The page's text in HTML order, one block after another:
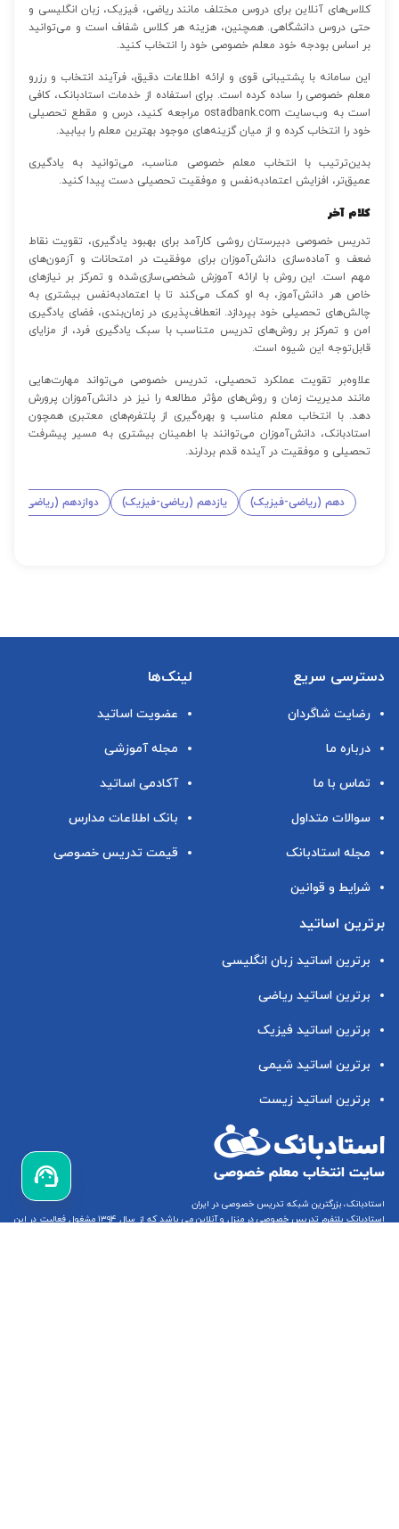
کلاس‌های آنلاین برای دروس مختلف مانند ریاضی، فیزیک، زبان انگلیسی و
حتی دروس دانشگاهی. همچنین، هزینه هر کلاس شفاف است و می‌توانید
بر اساس بودجه خود معلم خصوصی خود را انتخاب کنید.
این سامانه با پشتیبانی قوی و ارائه اطلاعات دقیق، فرآیند انتخاب و رزرو
معلم خصوصی را ساده کرده است. برای استفاده از خدمات استادبانک، کافی
است به وب‌سایت ostadbank.com مراجعه کنید، درس و مقطع تحصیلی
خود را انتخاب کرده و از میان گزینه‌های موجود بهترین معلم را بیابید.
بدین‌ترتیب با انتخاب معلم خصوصی مناسب، می‌توانید به یادگیری
عمیق‌تر، افزایش اعتمادبه‌نفس و موفقیت تحصیلی دست پیدا کنید.
کلام آخر
تدریس خصوصی دبیرستان روشی کارآمد برای بهبود یادگیری، تقویت نقاط
ضعف و آماده‌سازی دانش‌آموزان برای موفقیت در امتحانات و آزمون‌های
مهم است. این روش با ارائه آموزش شخصی‌سازی‌شده و تمرکز بر نیازهای
خاص هر دانش‌آموز، به او کمک می‌کند تا با اعتمادبه‌نفس بیشتری به
چالش‌های تحصیلی خود بپردازد. انعطاف‌پذیری در زمان‌بندی، فضای یادگیری
امن و تمرکز بر روش‌های تدریس متناسب با سبک یادگیری فرد، از مزایای
قابل‌توجه این شیوه است.
علاوه‌بر تقویت عملکرد تحصیلی، تدریس خصوصی می‌تواند مهارت‌هایی
مانند مدیریت زمان و روش‌های مؤثر مطالعه را نیز در دانش‌آموزان پرورش
دهد. با انتخاب معلم مناسب و بهره‌گیری از پلتفرم‌های معتبری همچون
استادبانک، دانش‌آموزان می‌توانند با اطمینان بیشتری به مسیر پیشرفت
تحصیلی و موفقیت در آینده قدم بردارند.
دهم (ریاضی-فیزیک) یازدهم (ریاضی-فیزیک) دوازدهم (ریاضی-
دسترسی سریع
رضایت شاگردان
درباره ما
تماس با ما
سوالات متداول
مجله استادبانک
شرایط و قوانین
لینک‌ها
عضویت اساتید
مجله آموزشی
آکادمی اساتید
بانک اطلاعات مدارس
قیمت تدریس خصوصی
برترین اساتید
برترین اساتید زبان انگلیسی
برترین اساتید ریاضی
برترین اساتید فیزیک
برترین اساتید شیمی
برترین اساتید زیست
استادبانک، بزرگترین شبکه تدریس خصوصی در ایران
استادبانک پلتفرم تدریس خصوصی در منزل و آنلاین
می باشد که از سال ۱۳۹۴ مشغول فعالیت در این